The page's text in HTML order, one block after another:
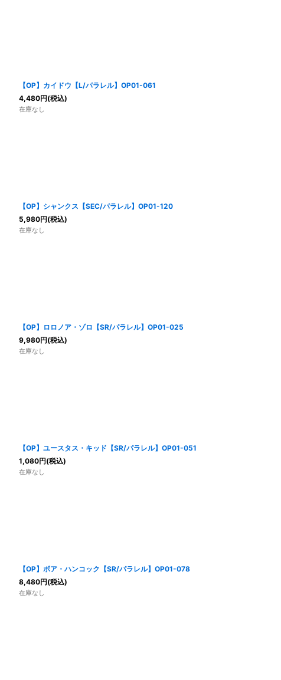
【OP】カイドウ【L/パラレル】OP01-061
4,480円(税込)
在庫なし
【OP】シャンクス【SEC/パラレル】OP01-120
5,980円(税込)
在庫なし
【OP】ロロノア・ゾロ【SR/パラレル】OP01-025
9,980円(税込)
在庫なし
【OP】ユースタス・キッド【SR/パラレル】OP01-051
1,080円(税込)
在庫なし
【OP】ボア・ハンコック【SR/パラレル】OP01-078
8,480円(税込)
在庫なし